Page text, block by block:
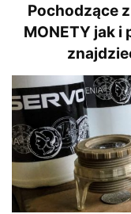
Pochodzące z
MONETY jak